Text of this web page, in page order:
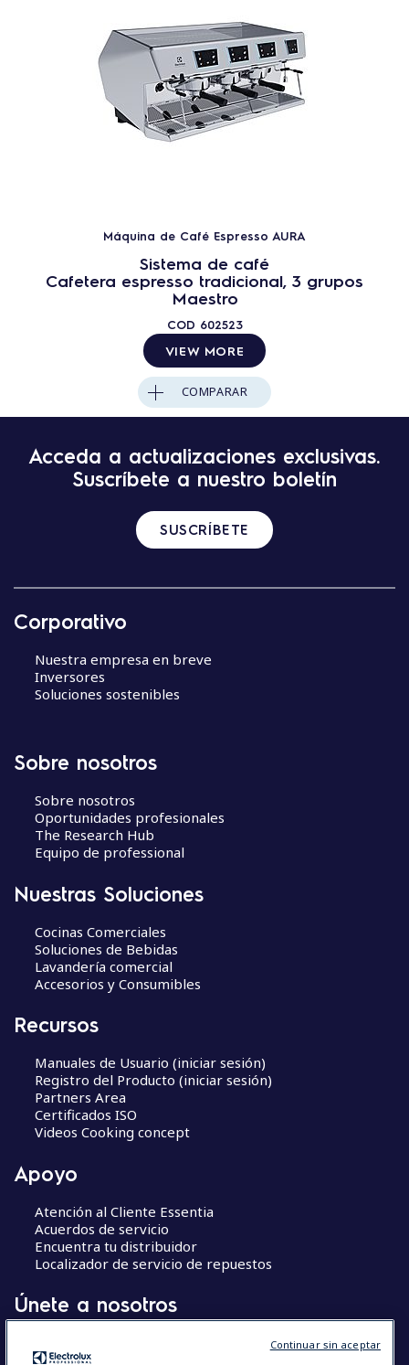
Máquina de Café Espresso AURA
Sistema de café
Cafetera espresso tradicional, 3 grupos
Maestro
COD 602523
VIEW MORE
COMPARAR
Acceda a actualizaciones exclusivas.
Suscríbete a nuestro boletín
SUSCRÍBETE
Corporativo
Nuestra empresa en breve
Inversores
Soluciones sostenibles
Sobre nosotros
Sobre nosotros
Oportunidades profesionales
The Research Hub
Equipo de professional
Nuestras Soluciones
Cocinas Comerciales
Soluciones de Bebidas
Lavandería comercial
Accesorios y Consumibles
Recursos
Manuales de Usuario (iniciar sesión)
Registro del Producto (iniciar sesión)
Partners Area
Certificados ISO
Videos Cooking concept
Apoyo
Atención al Cliente Essentia
Acuerdos de servicio
Encuentra tu distribuidor
Localizador de servicio de repuestos
Únete a nosotros
Chef’s Hub
Continuar sin aceptar